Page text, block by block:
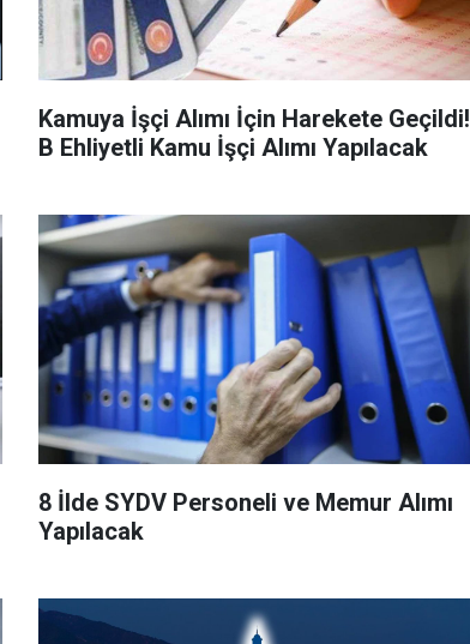
Kamuya İşçi Alımı İçin Harekete Geçildi!
B Ehliyetli Kamu İşçi Alımı Yapılacak
8 İlde SYDV Personeli ve Memur Alımı
Yapılacak